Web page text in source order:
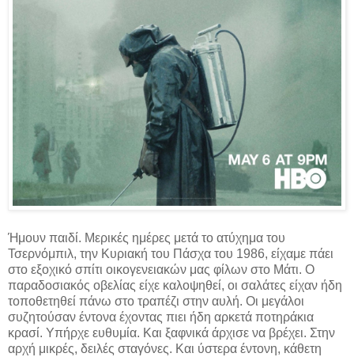
Ήμουν παιδί. Μερικές ημέρες μετά το ατύχημα του
Τσερνόμπιλ, την Κυριακή του Πάσχα του 1986, είχαμε πάει
στο εξοχικό σπίτι οικογενειακών μας φίλων στο Μάτι. Ο
παραδοσιακός οβελίας είχε καλοψηθεί, οι σαλάτες είχαν ήδη
τοποθετηθεί πάνω στο τραπέζι στην αυλή. Οι μεγάλοι
συζητούσαν έντονα έχοντας πιει ήδη αρκετά ποτηράκια
κρασί. Υπήρχε ευθυμία. Και ξαφνικά άρχισε να βρέχει. Στην
αρχή μικρές, δειλές σταγόνες. Και ύστερα έντονη, κάθετη